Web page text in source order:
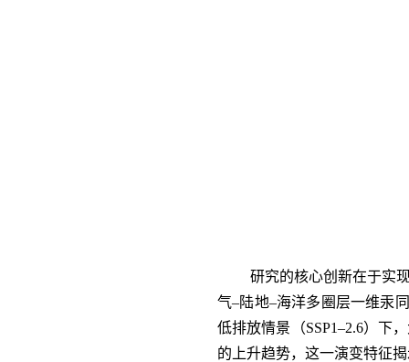
研究的核心创新在于实
气–陆地–海洋多圈层一维汞
低排放情景（SSP1–2.6）下
的上升趋势，这一演变特征